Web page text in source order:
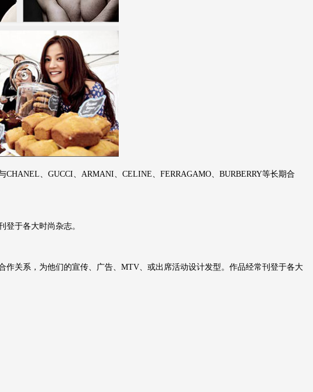
、GUCCI、ARMANI、CELINE、FERRAGAMO、BURBERRY等长期合
于各大时尚杂志。
关系，为他们的宣传、广告、MTV、或出席活动设计发型。作品经常刊登于各大